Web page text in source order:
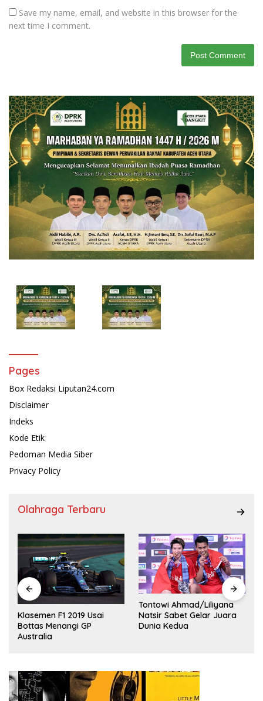
Save my name, email, and website in this browser for the
next time I comment.
Pages
Box Redaksi Liputan24.com
Disclaimer
Indeks
Kode Etik
Pedoman Media Siber
Privacy Policy
Olahraga Terbaru
Klasemen F1 2019 Usai
Bottas Menangi GP
Australia
Tontowi Ahmad/Liliyana
Natsir Sabet Gelar Juara
Dunia Kedua